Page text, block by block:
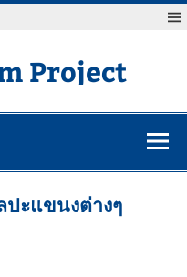
Project
ะแขนงต่างๆ